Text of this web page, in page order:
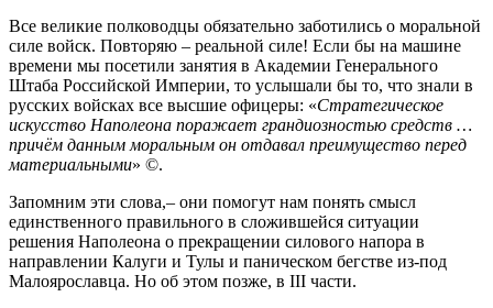
Все великие полководцы обязательно заботились о моральной
силе войск. Повторяю – реальной силе! Если бы на машине
времени мы посетили занятия в Академии Генерального
Штаба Российской Империи, то услышали бы то, что знали в
русских войсках все высшие офицеры: «Стратегическое
искусство Наполеона поражает грандиозностью средств …
причём данным моральным он отдавал преимущество перед
материальными» ©.
Запомним эти слова,– они помогут нам понять смысл
единственного правильного в сложившейся ситуации
решения Наполеона о прекращении силового напора в
направлении Калуги и Тулы и паническом бегстве из-под
Малоярославца. Но об этом позже, в III части.